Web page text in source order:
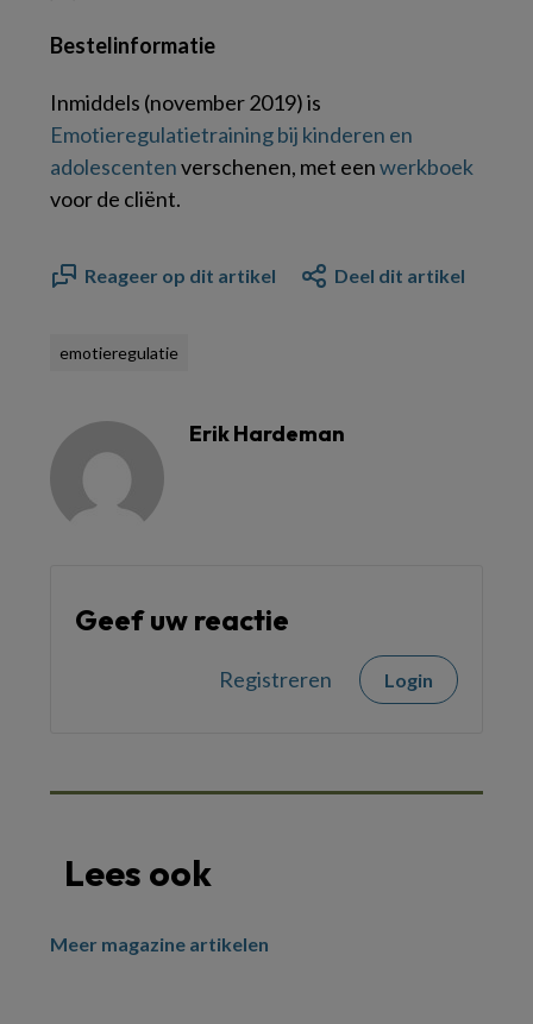
Bestelinformatie
Inmiddels (november 2019) is
Emotieregulatietraining bij kinderen en
adolescentenverschenen, met eenwerkboek
voor de cliënt.
Reageer op dit artikel Deel dit artikel
emotieregulatie
Erik Hardeman
Geef uw reactie
Registreren Login
Lees ook
Meer magazine artikelen